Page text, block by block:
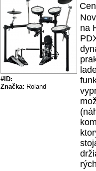
#ID:
Značka: Roland
na